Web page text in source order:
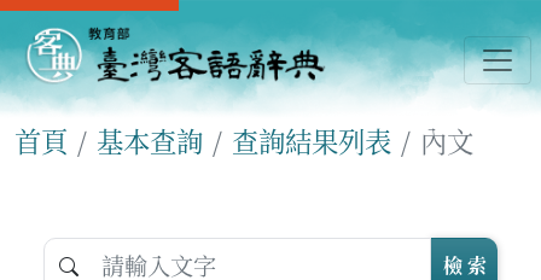
首頁 基本查詢 查詢結果列表 內文
檢 索